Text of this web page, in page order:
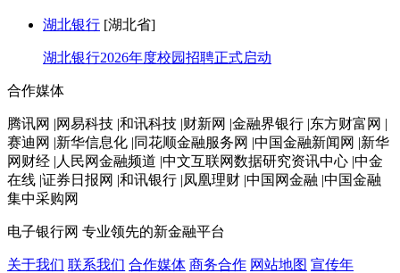
湖北银行 [湖北省]
湖北银行2026年度校园招聘正式启动
合作媒体
腾讯网 |网易科技 |和讯科技 |财新网 |金融界银行 |东方财富网 |
赛迪网 |新华信息化 |同花顺金融服务网 |中国金融新闻网 |新华
网财经 |人民网金融频道 |中文互联网数据研究资讯中心 |中金
在线 |证券日报网 |和讯银行 |凤凰理财 |中国网金融 |中国金融
集中采购网
电子银行网 专业领先的新金融平台
关于我们 联系我们 合作媒体 商务合作 网站地图 宣传年